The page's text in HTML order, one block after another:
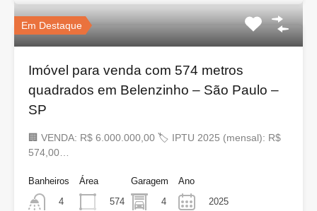
Em Destaque
Imóvel para venda com 574 metros
quadrados em Belenzinho – São Paulo –
SP
🏢 VENDA: R$ 6.000.000,00 🏷 IPTU 2025 (mensal): R$
574,00…
Banheiros
4
Área
574
Garagem
4
Ano
2025